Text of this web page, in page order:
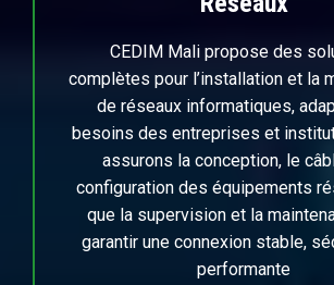
CEDIM Mali propose des
complètes pour l’installation et la
de réseaux informatiques,
besoins des entreprises et
assurons la conception, le
configuration des équipements
que la supervision et la
garantir une connexion stable,
performante